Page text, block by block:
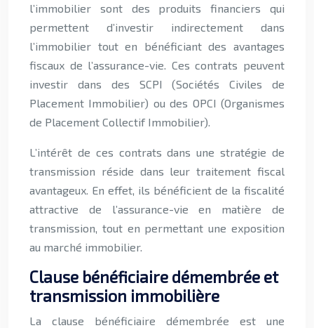
l’immobilier sont des produits financiers qui
permettent d’investir indirectement dans
l’immobilier tout en bénéficiant des avantages
fiscaux de l’assurance-vie. Ces contrats peuvent
investir dans des SCPI (Sociétés Civiles de
Placement Immobilier) ou des OPCI (Organismes
de Placement Collectif Immobilier).
L’intérêt de ces contrats dans une stratégie de
transmission réside dans leur traitement fiscal
avantageux. En effet, ils bénéficient de la fiscalité
attractive de l’assurance-vie en matière de
transmission, tout en permettant une exposition
au marché immobilier.
Clause bénéficiaire démembrée et
transmission immobilière
La clause bénéficiaire démembrée est une